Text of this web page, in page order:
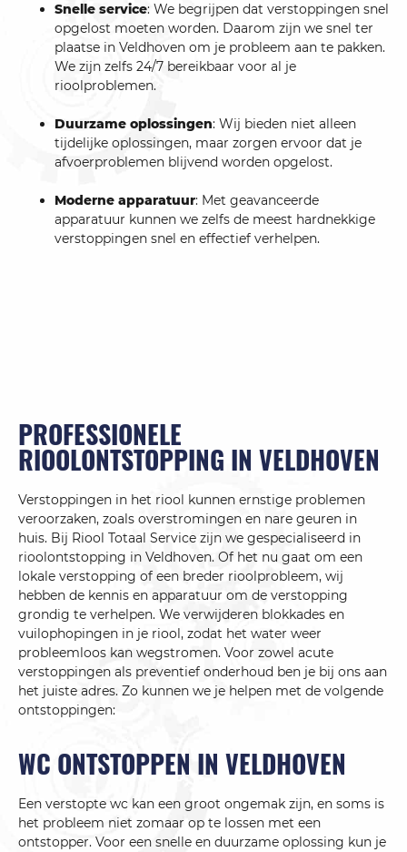
Snelle service: We begrijpen dat verstoppingen snel
opgelost moeten worden. Daarom zijn we snel ter
plaatse in Veldhoven om je probleem aan te pakken.
We zijn zelfs 24/7 bereikbaar voor al je
rioolproblemen.
Duurzame oplossingen: Wij bieden niet alleen
tijdelijke oplossingen, maar zorgen ervoor dat je
afvoerproblemen blijvend worden opgelost.
Moderne apparatuur: Met geavanceerde
apparatuur kunnen we zelfs de meest hardnekkige
verstoppingen snel en effectief verhelpen.
PROFESSIONELE
RIOOLONTSTOPPING IN VELDHOVEN
Verstoppingen in het riool kunnen ernstige problemen
veroorzaken, zoals overstromingen en nare geuren in
huis. Bij Riool Totaal Service zijn we gespecialiseerd in
rioolontstopping in Veldhoven. Of het nu gaat om een
lokale verstopping of een breder rioolprobleem, wij
hebben de kennis en apparatuur om de verstopping
grondig te verhelpen. We verwijderen blokkades en
vuilophopingen in je riool, zodat het water weer
probleemloos kan wegstromen. Voor zowel acute
verstoppingen als preventief onderhoud ben je bij ons aan
het juiste adres. Zo kunnen we je helpen met de volgende
ontstoppingen:
WC ONTSTOPPEN IN VELDHOVEN
Een verstopte wc kan een groot ongemak zijn, en soms is
het probleem niet zomaar op te lossen met een
ontstopper. Voor een snelle en duurzame oplossing kun je